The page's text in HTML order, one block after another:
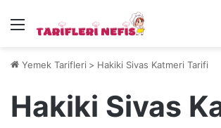
Menü
Yemek Tarifleri > Hakiki Sivas Katmeri Tarifi
Hakiki Sivas